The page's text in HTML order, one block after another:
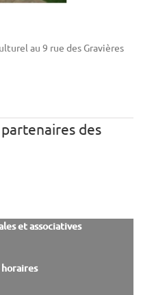
au 9 rue des Gravières
des
et associatives